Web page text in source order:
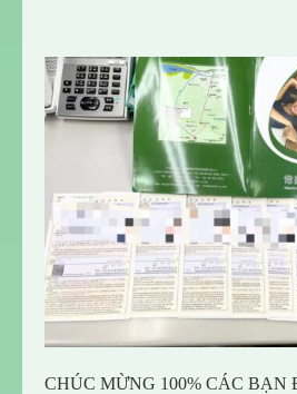
CHÚC MỪNG 100% CÁC BẠN